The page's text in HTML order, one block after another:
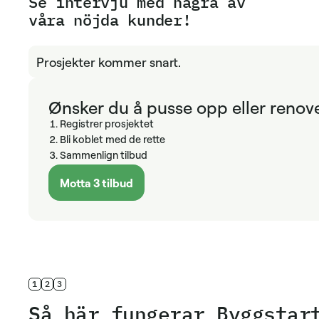
våra nöjda kunder!
Prosjekter kommer snart.
Ønsker du å pusse opp eller
Registrer prosjektet
Bli koblet med de rette
Sammenlign tilbud
Motta 3 tilbud
1 2 3
Så här fungerar